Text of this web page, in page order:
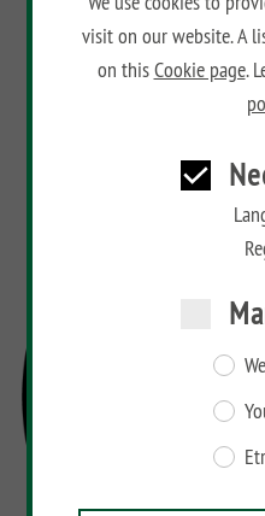
visit on our website. A
on thisCookie page.